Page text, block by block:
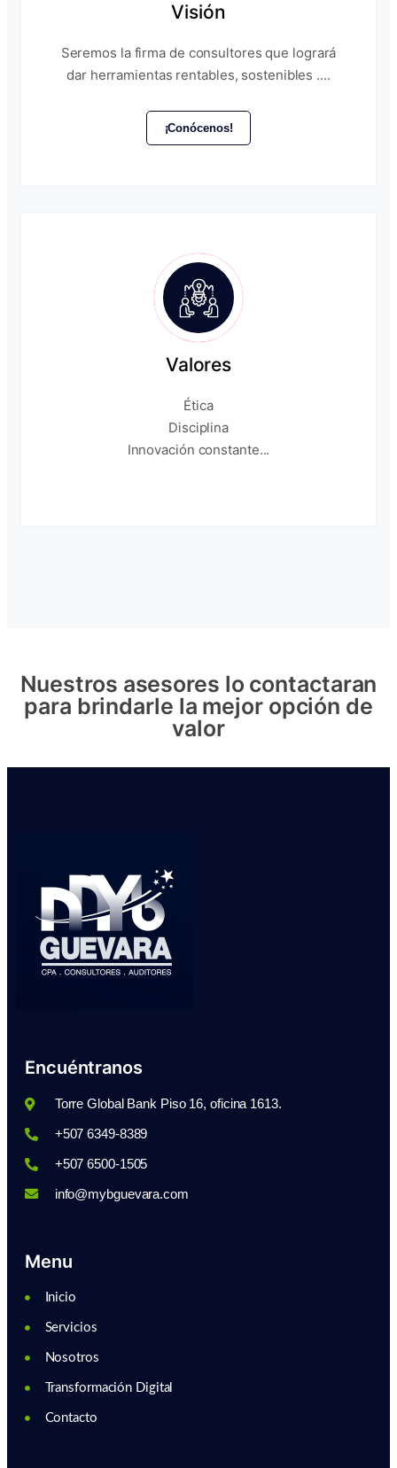
Visión
Seremos la firma de consultores que logrará
dar herramientas rentables, sostenibles ....
¡Conócenos!
Valores
Ética
Disciplina
Innovación constante...
Nuestros asesores lo contactaran
para brindarle la mejor opción de
valor
Encuéntranos
Torre Global Bank Piso 16, oficina 1613.
+507 6349-8389
+507 6500-1505
info@mybguevara.com
Menu
Inicio
Servicios
Nosotros
Transformación Digital
Contacto